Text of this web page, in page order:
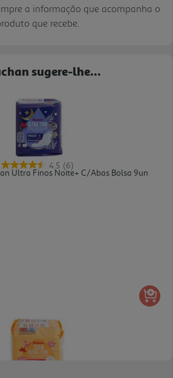
a informação que acompanha o
que recebe.
sugere-lhe...
4.5 (6)
Ultra Finos Noite+ C/abas Bolsa 9un